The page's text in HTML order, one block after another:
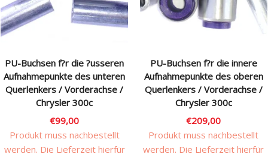
können
auf
gewählt
werden
können
auf
gewählt
werden
PU-Buchsen f?r die ?usseren
Aufnahmepunkte des unteren
Querlenkers / Vorderachse /
Chrysler 300c
€99,00
Produkt muss nachbestellt
werden. Die Lieferzeit hierfür
PU-Buchsen f?r die innere
Aufnahmepunkte des oberen
Querlenkers / Vorderachse /
Chrysler 300c
€209,00
Produkt muss nachbestellt
werden. Die Lieferzeit hierfür